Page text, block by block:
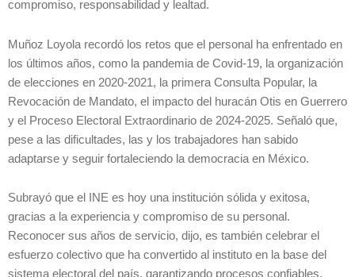
compromiso, responsabilidad y lealtad.
Muñoz Loyola recordó los retos que el personal ha enfrentado en
los últimos años, como la pandemia de Covid-19, la organización
de elecciones en 2020-2021, la primera Consulta Popular, la
Revocación de Mandato, el impacto del huracán Otis en Guerrero
y el Proceso Electoral Extraordinario de 2024-2025. Señaló que,
pese a las dificultades, las y los trabajadores han sabido
adaptarse y seguir fortaleciendo la democracia en México.
Subrayó que el INE es hoy una institución sólida y exitosa,
gracias a la experiencia y compromiso de su personal.
Reconocer sus años de servicio, dijo, es también celebrar el
esfuerzo colectivo que ha convertido al instituto en la base del
sistema electoral del país, garantizando procesos confiables,